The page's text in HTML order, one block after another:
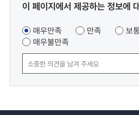
콘텐츠
조사
이 페이지에서 제공하는 정보에
매우만족 만족 보통
매우불만족